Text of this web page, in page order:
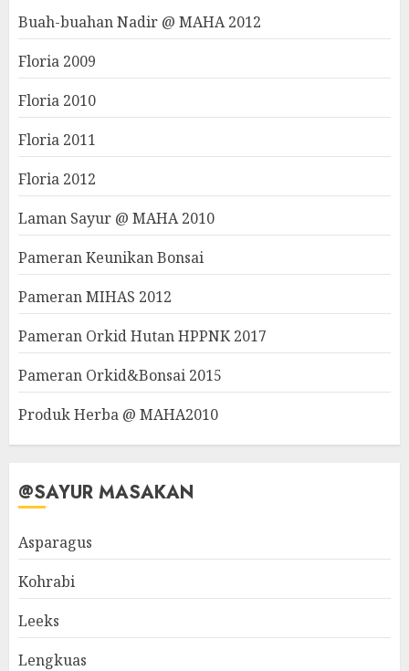
Buah-buahan Nadir @ MAHA 2012
Floria 2009
Floria 2010
Floria 2011
Floria 2012
Laman Sayur @ MAHA 2010
Pameran Keunikan Bonsai
Pameran MIHAS 2012
Pameran Orkid Hutan HPPNK 2017
Pameran Orkid&Bonsai 2015
Produk Herba @ MAHA2010
@SAYUR MASAKAN
Asparagus
Kohrabi
Leeks
Lengkuas